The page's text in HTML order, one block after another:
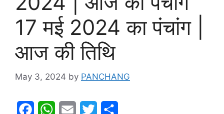
17 मई 2024 का पंचांग |
आज की तिथि
May 3, 2024 by PANCHANG
W